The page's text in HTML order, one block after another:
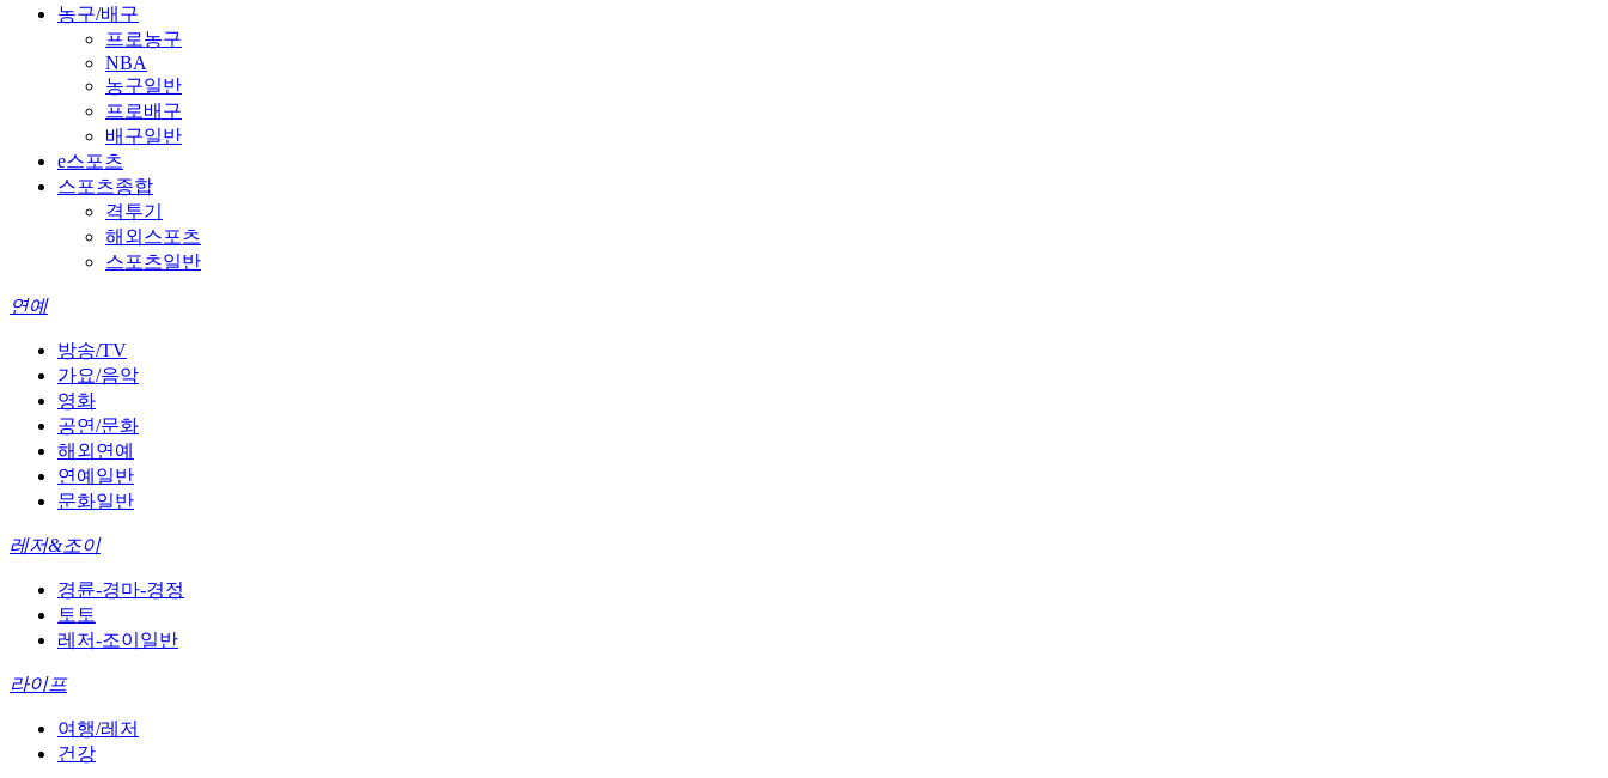
농구/배구
프로농구
NBA
농구일반
프로배구
배구일반
e스포츠
스포츠종합
격투기
해외스포츠
스포츠일반
연예
방송/TV
가요/음악
영화
공연/문화
해외연예
연예일반
문화일반
레저&조이
경륜-경마-경정
토토
레저-조이일반
라이프
여행/레저
건강